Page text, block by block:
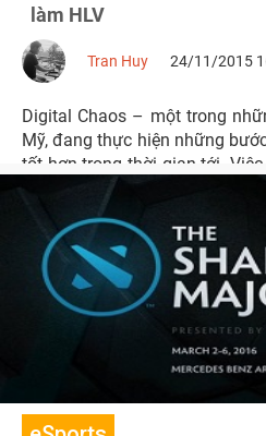
làm HLV
Tran Huy 24/11/2015
Digital Chaos – một trong
Mỹ, đang thực hiện những
tốt hơn trong thời gian tới.